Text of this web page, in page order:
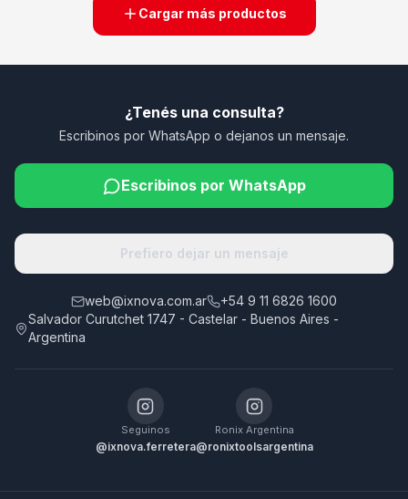
Cargar más productos
¿Tenés una consulta?
Escribinos por WhatsApp o dejanos un mensaje.
Escribinos por WhatsApp
Prefiero dejar un mensaje
web@ixnova.com.ar
+54 9 11 6826 1600
Salvador Curutchet 1747 - Castelar - Buenos Aires -
Argentina
Seguinos
@ixnova.ferretera
Ronix Argentina
@ronixtoolsargentina